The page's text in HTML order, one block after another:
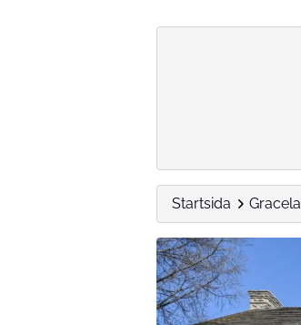
Startsida